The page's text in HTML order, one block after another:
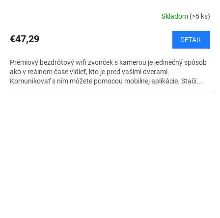
Skladom (>5 ks)
€47,29 DETAIL
Prémiový bezdrôtový wifi zvonček s kamerou je jedinečný spôsob
ako v reálnom čase vidieť, kto je pred vašimi dverami.
Komunikovať s ním môžete pomocou mobilnej aplikácie. Stačí...